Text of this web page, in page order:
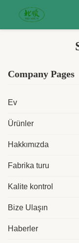
Company Pages
Ev
Ürünler
Hakkımızda
Fabrika turu
Kalite kontrol
Bize Ulaşın
Haberler